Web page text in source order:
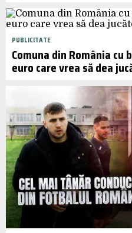
PUBLICITATE
Comuna din România cu
euro care vrea să dea